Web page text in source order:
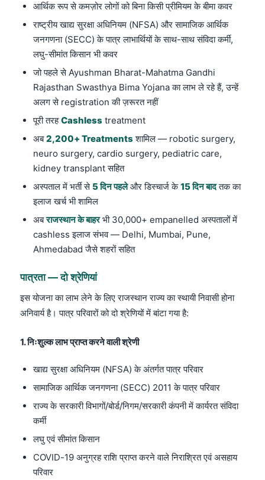
आर्थिक रूप से कमज़ोर लोगों को बिना किसी प्रीमियम के बीमा कवर
राष्ट्रीय खाद्य सुरक्षा अधिनियम (NFSA) और सामाजिक आर्थिक
जनगणना (SECC) के पात्र लाभार्थियों के साथ-साथ संविदा कर्मी,
लघु-सीमांत किसान भी कवर
जो पहले से Ayushman Bharat-Mahatma Gandhi
Rajasthan Swasthya Bima Yojana का लाभ ले रहे हैं, उन्हें
अलग से registration की ज़रूरत नहीं
पूरी तरहCashless treatment
अब2,200+ Treatments शामिल — robotic surgery,
neuro surgery, cardio surgery, pediatric care,
kidney transplant सहित
अस्पताल में भर्ती से 5 दिन पहलेऔर डिस्चार्ज के15 दिन बादतक का
इलाज खर्च भी शामिल
अबराजस्थान के बाहरभी 30,000+ empanelled अस्पतालों में
cashless इलाज संभव — Delhi, Mumbai, Pune,
Ahmedabad जैसे शहरों सहित
पात्रता — दो श्रेणियां
इस योजना का लाभ लेने के लिए राजस्थान राज्य का स्थायी निवासी होना
अनिवार्य है। पात्र परिवारों को दो श्रेणियों में बांटा गया है:
1. निःशुल्क लाभ प्राप्त करने वाली श्रेणी
खाद्य सुरक्षा अधिनियम (NFSA) के अंतर्गत पात्र परिवार
सामाजिक आर्थिक जनगणना (SECC) 2011 के पात्र परिवार
राज्य के सरकारी विभागों/बोर्ड/निगम/सरकारी कंपनी में कार्यरत संविदा
कर्मी
लघु एवं सीमांत किसान
COVID-19 अनुग्रह राशि प्राप्त करने वाले निराश्रित एवं असहाय
परिवार